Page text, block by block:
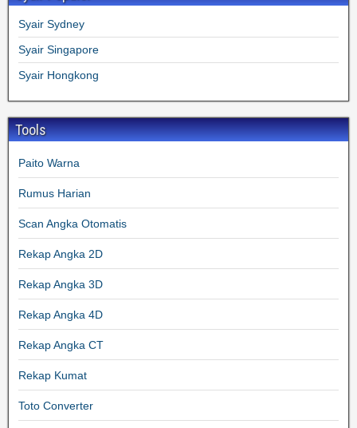
Syair Sydney
Syair Singapore
Syair Hongkong
Tools
Paito Warna
Rumus Harian
Scan Angka Otomatis
Rekap Angka 2D
Rekap Angka 3D
Rekap Angka 4D
Rekap Angka CT
Rekap Kumat
Toto Converter